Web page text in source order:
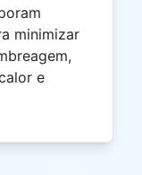
minimizar
e